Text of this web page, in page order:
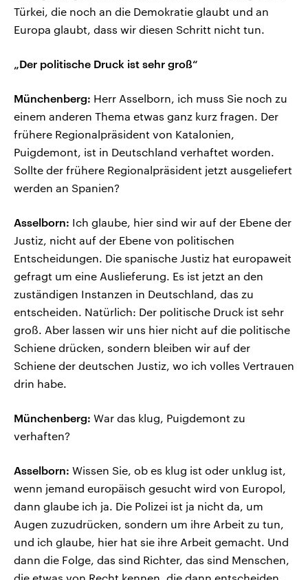
Türkei, die noch an die Demokratie glaubt und an
Europa glaubt, dass wir diesen Schritt nicht tun.
„Der politische Druck ist sehr groß“
Münchenberg: Herr Asselborn, ich muss Sie noch zu
einem anderen Thema etwas ganz kurz fragen. Der
frühere Regionalpräsident von Katalonien,
Puigdemont, ist in Deutschland verhaftet worden.
Sollte der frühere Regionalpräsident jetzt ausgeliefert
werden an Spanien?
Asselborn: Ich glaube, hier sind wir auf der Ebene der
Justiz, nicht auf der Ebene von politischen
Entscheidungen. Die spanische Justiz hat europaweit
gefragt um eine Auslieferung. Es ist jetzt an den
zuständigen Instanzen in Deutschland, das zu
entscheiden. Natürlich: Der politische Druck ist sehr
groß. Aber lassen wir uns hier nicht auf die politische
Schiene drücken, sondern bleiben wir auf der
Schiene der deutschen Justiz, wo ich volles Vertrauen
drin habe.
Münchenberg: War das klug, Puigdemont zu
verhaften?
Asselborn: Wissen Sie, ob es klug ist oder unklug ist,
wenn jemand europäisch gesucht wird von Europol,
dann glaube ich ja. Die Polizei ist ja nicht da, um
Augen zuzudrücken, sondern um ihre Arbeit zu tun,
und ich glaube, hier hat sie ihre Arbeit gemacht. Und
dann die Folge, das sind Richter, das sind Menschen,